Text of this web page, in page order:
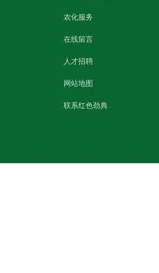
农化服务
在线留言
人才招聘
网站地图
联系红色劲典